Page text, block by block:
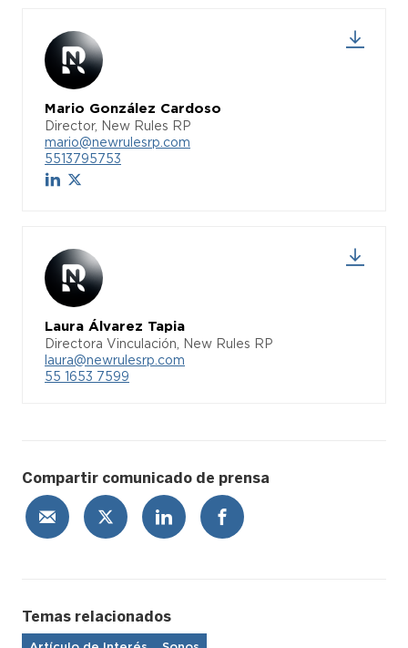
Mario González Cardoso
Director, New Rules RP
mario@newrulesrp.com
5513795753
Laura Álvarez Tapia
Directora Vinculación, New Rules RP
laura@newrulesrp.com
55 1653 7599
Compartir comunicado de prensa
Temas relacionados